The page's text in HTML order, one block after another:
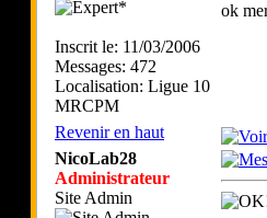
Inscrit le: 11/03/2006
Messages: 472
Localisation: Ligue 10
MRCPM
ok
Revenir en haut
NicoLab28
Administrateur
Site Admin